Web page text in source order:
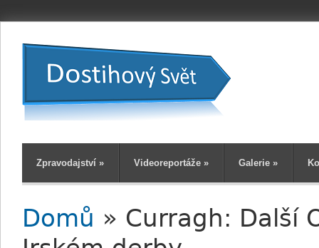
Zpravodajství » Videoreportáže » Galerie »
Jste zde
Domů » Curragh: Další